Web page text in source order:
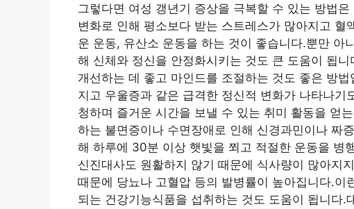
그렇다면 여성 갱년기 증상을 극복할 수 있는 방법
변화로 인해 평소보다 받는 스트레스가 많아지고
운 운동, 유산소 운동을 하는 것이 좋습니다.뿐만 아
해 신체와 정신을 안정화시키는 것도 큰 도움이 됩
개선하는 데 좋고 마인드를 조절하는 것도 좋은 방
지고 우울증과 같은 급격한 정신적 변화가 나타나
청하며 즐거운 시간을 보낼 수 있는 취미 활동을 얻
하는 불면증이나 수면장애로 인해 신경과민이나 짜
해 하루에 30분 이상 햇빛을 쬐고 적절한 운동을 병
신진대사도 원활하지 않기 때문에 식사량이 많아지
때문에 당뇨나 고혈압 등의 발병률이 높아집니다.이
되는 건강기능식품을 섭취하는 것도 도움이 됩니다.